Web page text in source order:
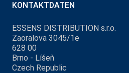
KONTAKTDATEN
ESSENS DISTRIBUTION s.r.o.
Zaoralova 3045/1e
628 00
Brno - Líšeň
Czech Republic